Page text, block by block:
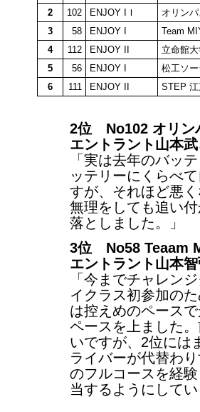
2
102 ENJOY IＩ
オリン
3
58 ENJOY I
Team
4
112 ENJOY II
立命館
5
56 ENJOY I
松工ソ
6
111 ENJOY II STEP 江
2位 No102 オリン
エントラント山本
「実は去年のバッ
ッテリーにくらべ
すが、それほど悪
無理をしても追い
落としました。」
3位 No58 Teaam
エントラント山本
「今までチャレン
イクラス初参加の
は控えめのペース
ペースを上ました
いですが、2位には
ライバーが代替わ
のフルコースを経
当するようにして